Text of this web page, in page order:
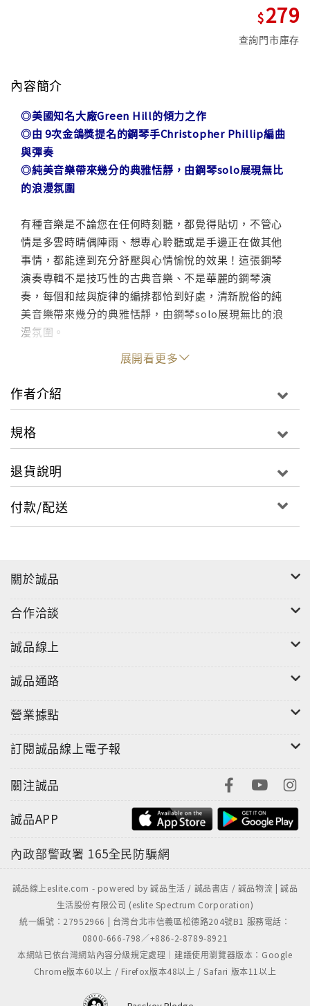
279
查詢門市庫存
內容簡介
◎美國知名大廠Green Hill的傾力之作
◎由 9次金鴿獎提名的鋼琴手Christopher Phillip編曲
與彈奏
◎純美音樂帶來幾分的典雅恬靜，由鋼琴solo展現無比
的浪漫氛圍
有種音樂是不論您在任何時刻聽，都覺得貼切，不管心
情是多雲時晴偶陣雨、想專心聆聽或是手邊正在做其他
事情，都能達到充分舒壓與心情愉悅的效果！這張鋼琴
演奏專輯不是技巧性的古典音樂、不是華麗的鋼琴演
奏，每個和絃與旋律的編排都恰到好處，清新脫俗的純
美音樂帶來幾分的典雅恬靜，由鋼琴solo展現無比的浪
漫氛圍。
此張為美國知名大廠Green Hill的傾力之作，由 9次金
鴿獎提名的鋼琴手Christopher Phillip編曲與彈奏、
Greg Howard擔任執行製作、以及多位資深音樂製作人
打造一個寧靜與自在、專屬於自己的小天地。在您回到
一個舒適自在的精心時刻，在音樂的陪伴下重新充電，
展開看更多
作者介紹
規格
退貨說明
付款/配送
關於誠品
合作洽談
誠品線上
誠品通路
營業據點
訂閱誠品線上電子報
關注誠品
誠品APP
內政部警政署 165全民防騙網
誠品線上eslite.com - powered by 誠品生活 / 誠品書店 / 誠品物流 | 誠品
生活股份有限公司 (eslite Spectrum Corporation)
統一編號：27952966 | 台灣台北市信義區松德路204號B1 服務電話：
0800-666-798／+886-2-8789-8921
本網站已依台灣網站內容分級規定處理｜建議使用瀏覽器版本：Google
Chrome版本60以上 / Firefox版本48以上 / Safari 版本11以上